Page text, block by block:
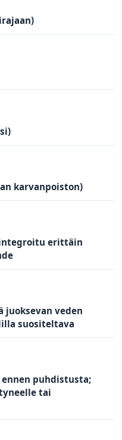
karvanpoiston)
erittäin
juoksevan veden
suositeltava
puhdistusta;
tai